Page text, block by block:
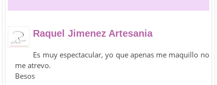
Raquel Jimenez Artesania
Es muy espectacular, yo que apenas me maquillo no
me atrevo.
Besos